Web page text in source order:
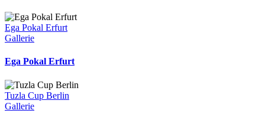
Ega Pokal Erfurt
Gallerie
Ega Pokal Erfurt
Tuzla Cup Berlin
Gallerie